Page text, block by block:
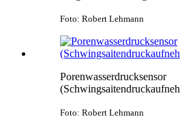
Foto: Robert Lehmann
Porenwasserdrucksensor
Foto: Robert Lehmann